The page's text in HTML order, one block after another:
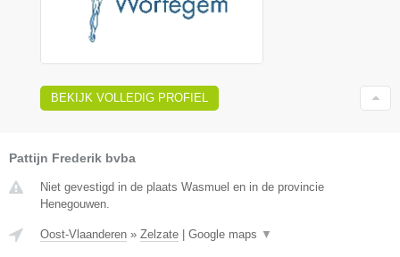
BEKIJK VOLLEDIG PROFIEL
Pattijn Frederik bvba
Niet gevestigd in de plaats Wasmuel en in de provincie
Henegouwen.
Oost-Vlaanderen » Zelzate Google maps ▼